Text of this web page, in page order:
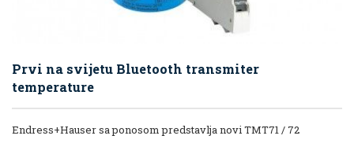
Prvi na svijetu Bluetooth transmiter
temperature
Endress+Hauser sa ponosom predstavlja novi TMT71 / 72